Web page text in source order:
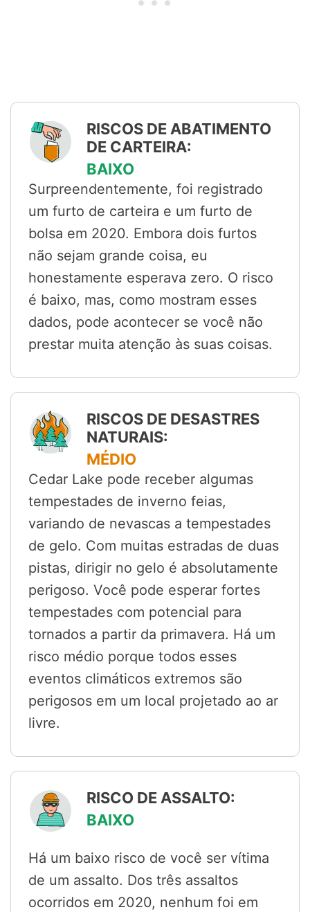
RISCOS DE ABATIMENTO
DE CARTEIRA:
BAIXO
Surpreendentemente, foi registrado
um furto de carteira e um furto de
bolsa em 2020. Embora dois furtos
não sejam grande coisa, eu
honestamente esperava zero. O risco
é baixo, mas, como mostram esses
dados, pode acontecer se você não
prestar muita atenção às suas coisas.
RISCOS DE DESASTRES
NATURAIS:
MÉDIO
Cedar Lake pode receber algumas
tempestades de inverno feias,
variando de nevascas a tempestades
de gelo. Com muitas estradas de duas
pistas, dirigir no gelo é absolutamente
perigoso. Você pode esperar fortes
tempestades com potencial para
tornados a partir da primavera. Há um
risco médio porque todos esses
eventos climáticos extremos são
perigosos em um local projetado ao ar
livre.
RISCO DE ASSALTO:
BAIXO
Há um baixo risco de você ser vítima
de um assalto. Dos três assaltos
ocorridos em 2020, nenhum foi em